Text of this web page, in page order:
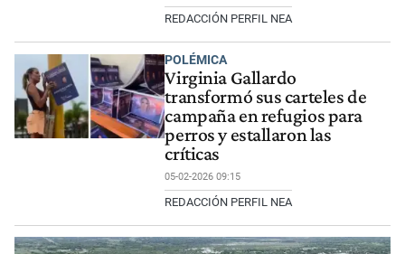
REDACCIÓN PERFIL NEA
POLÉMICA
Virginia Gallardo
transformó sus carteles de
campaña en refugios para
perros y estallaron las
críticas
05-02-2026 09:15
REDACCIÓN PERFIL NEA